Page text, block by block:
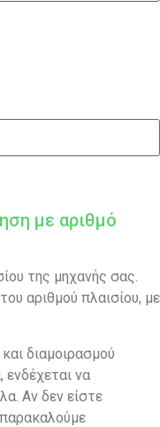
με αριθμό
της μηχανής σας.
αριθμού πλαισίου, με
διαμοιρασμού
να
Αν δεν είστε